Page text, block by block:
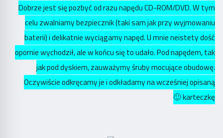
Dobrze jest się pozbyć od razu napędu CD-ROM/DVD. W tym
celu zwalniamy bezpiecznik (taki sam jak przy wyjmowaniu
baterii) i delikatnie wyciągamy napęd. U mnie neistety dość
opornie wychodził, ale w końcu się to udało. Pod napędem, tak
jak pod dyskiem, zauważymy śruby mocujące obudowę.
Oczywiście odkręcamy je i odkładamy na wcześniej opisaną
karteczkę 🙂